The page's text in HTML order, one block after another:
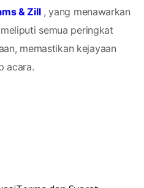
& Zill , yang menawarkan
semua peringkat
memastikan kejayaan
acara.